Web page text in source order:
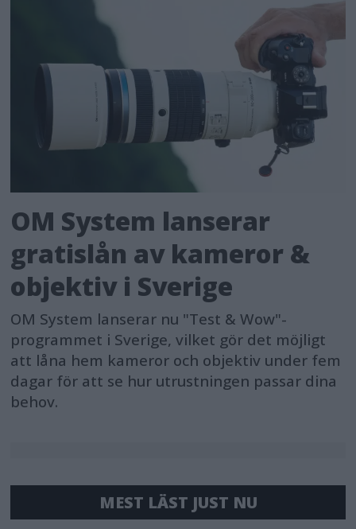
OM System lanserar
gratislån av kameror &
objektiv i Sverige
OM System lanserar nu "Test & Wow"-
programmet i Sverige, vilket gör det möjligt
att låna hem kameror och objektiv under fem
dagar för att se hur utrustningen passar dina
behov.
MEST LÄST JUST NU